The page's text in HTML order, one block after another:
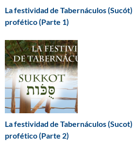
La festividad de Tabernáculos
profético (Parte 1)
La festividad de Tabernáculos
profético (Parte 2)